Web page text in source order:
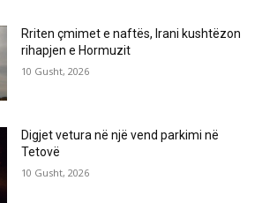
Rriten çmimet e naftës, Irani kushtëzon
rihapjen e Hormuzit
10 Gusht, 2026
Digjet vetura në një vend parkimi në
Tetovë
10 Gusht, 2026